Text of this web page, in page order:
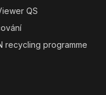
QS
recycling programme